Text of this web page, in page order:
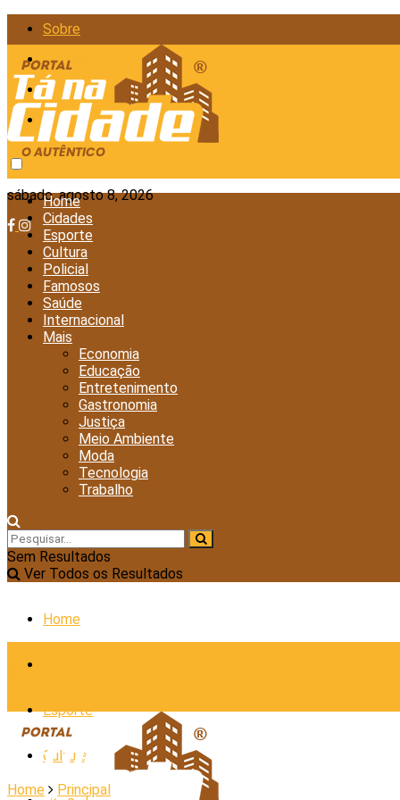
Sobre
Anunciar
Política de Privacidade
Contato
sábado, agosto 8, 2026
Home
Cidades
Esporte
Cultura
Policial
Famosos
Saúde
Internacional
Mais
Economia
Educação
Entretenimento
Gastronomia
Justiça
Meio Ambiente
Moda
Tecnologia
Trabalho
Sem Resultados
Ver Todos os Resultados
Home
Esporte
Cultura
Home Principal